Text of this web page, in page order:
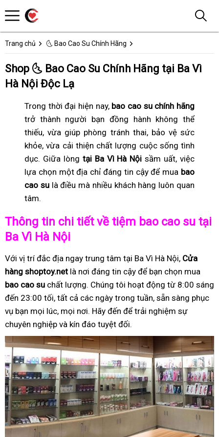
Trang chủ 🌜 Bao Cao Su Chính Hãng
Shop 🌜 Bao Cao Su Chính Hãng tại Ba Vì
Hà Nội Độc Lạ
Trong thời đại hiện nay, bao cao su chính hãng
trở thành người bạn đồng hành không thể
thiếu, vừa giúp phòng tránh thai, bảo vệ sức
khỏe, vừa cải thiện chất lượng cuộc sống tình
dục. Giữa lòng tại Ba Vì Hà Nội sầm uất, việc
lựa chọn một địa chỉ đáng tin cậy để mua bao
cao sulà điều mà nhiều khách hàng luôn quan
tâm.
Thông tin chi tiết về tiệm bao cao su tại
Ba Vì Hà Nội
Với vị trí đắc địa ngay trung tâm tại Ba Vì Hà Nội, Cửa
hàng shoptoy.net là nơi đáng tin cậy để bạn chọn mua
bao cao su chất lượng. Chúng tôi hoạt động từ 8:00 sáng
đến 23:00 tối, tất cả các ngày trong tuần, sẵn sàng phục
vụ bạn mọi lúc, mọi nơi. Hãy đến để trải nghiệm sự
chuyên nghiệp và kín đáo tuyệt đối.